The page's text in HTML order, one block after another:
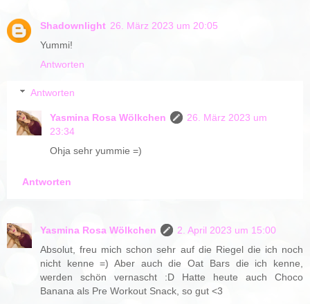
Shadownlight 26. März 2023 um 20:05
Yummi!
Antworten
Antworten
Yasmina Rosa Wölkchen
26. März 2023 um
23:34
Ohja sehr yummie =)
Antworten
Yasmina Rosa Wölkchen
2. April 2023 um 15:00
Absolut, freu mich schon sehr auf die Riegel die ich noch
nicht kenne =) Aber auch die Oat Bars die ich kenne,
werden schön vernascht :D Hatte heute auch Choco
Banana als Pre Workout Snack, so gut <3